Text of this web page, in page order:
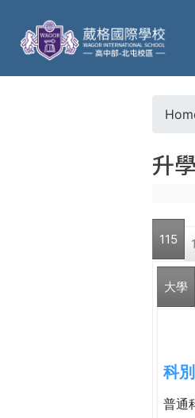
葳
格
o
u
a
r
h
e
升
115
大學
科別
普通